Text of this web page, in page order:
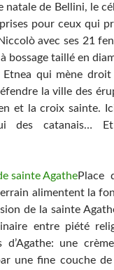
natale de Bellini, le
pour ceux qui
avec ses 21
bossage taillé en
Etnea qui mène
la ville des
et la croix sainte.
des catanais…
Place
alimentent la
de la sainte
entre piété
d’Agathe: une
une fine couche